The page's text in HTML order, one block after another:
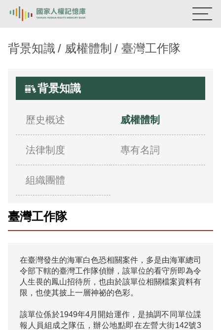
新生訓導處
蛋殼畫
關於我們
意見信箱
背景知識 威權體制 臺灣工作隊
背景知識
歷史概述 威權體制
法律制度 專有名詞
組織團體
臺灣工作隊
在臺灣發生的海軍白色恐相關案件，多是由海軍總司
令部下轄的臺灣工作隊偵辦，該單位的看守所即為令
人生畏的鳳山招待所，也由於該單位相關檔案資料有
限，也使其披上一層神祕的色彩。
該單位係於1949年4月開始運作，是抽調不同單位諜
報人員組成之隊伍，辦公地點即在左營大街142號3